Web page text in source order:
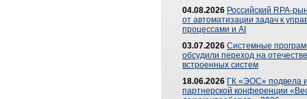
04.08.2026 Российский RPA-
от автоматизации задач к
процессами и AI
03.07.2026 Системные
обсудили переход на
встроенных систем
18.06.2026 ГК «ЭОС» подвела
партнерской конференции